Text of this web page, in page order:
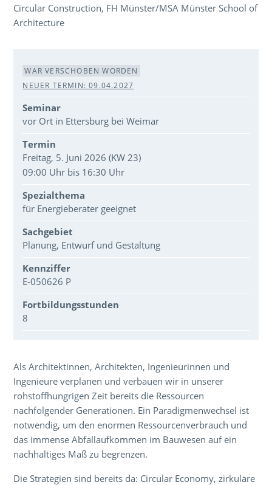
Circular Construction, FH Münster/MSA Münster School of
Architecture
Veranstaltungsdaten
WAR VERSCHOBEN WORDEN
NEUER TERMIN: 09.04.2027
Seminar
vor Ort in Ettersburg bei Weimar
Termin
Freitag, 5. Juni 2026 (KW 23)
09:00 Uhr bis 16:30 Uhr
Spezialthema
für Energieberater geeignet
Sachgebiet
Planung, Entwurf und Gestaltung
Kennziffer
E-050626 P
Fortbildungsstunden
8
Als Architektinnen, Architekten, Ingenieurinnen und
Ingenieure verplanen und verbauen wir in unserer
rohstoffhungrigen Zeit bereits die Ressourcen
nachfolgender Generationen. Ein Paradigmenwechsel ist
notwendig, um den enormen Ressourcenverbrauch und
das immense Abfallaufkommen im Bauwesen auf ein
nachhaltiges Maß zu begrenzen.
Die Strategien sind bereits da: Circular Economy, zirkuläre